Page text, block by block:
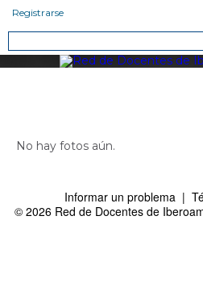
Registrarse
No hay fotos aún.
Informar un problema|
© 2026 Red de Docentes de